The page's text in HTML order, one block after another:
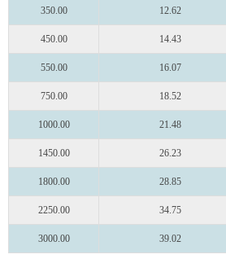
350.00 12.62
450.00 14.43
550.00 16.07
750.00 18.52
1000.00 21.48
1450.00 26.23
1800.00 28.85
2250.00 34.75
3000.00 39.02